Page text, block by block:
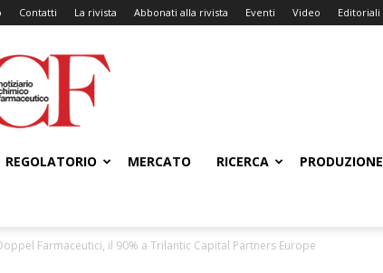
Contatti La rivista Abbonati alla rivista Eventi Video Editoriali
NCF
–
Notiziario
Chimico
REGOLATORIO MERCATO RICERCA PRODUZIONE
Farmaceutici, il 90% a Trilantic Capital Partners Europe